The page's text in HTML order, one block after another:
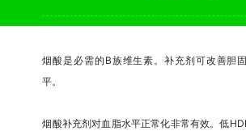
烟酸是必需的B族维生素。补充剂可改善胆
平。
烟酸补充剂对血脂水平正常化非常有效。低